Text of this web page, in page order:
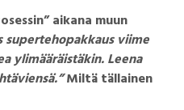
aikana muun
supertehopakkaus viime
ylimääräistäkin. Leena
​ Miltä tällainen